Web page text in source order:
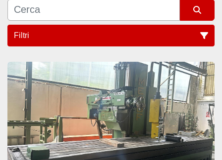
Filtri
Tutte le categorie
Ordina per